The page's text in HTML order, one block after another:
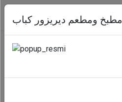
مطبخ ومطعم ديريزور كباب
TR